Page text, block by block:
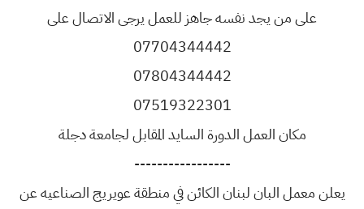
على من يجد نفسه جاهز للعمل يرجى الاتصال على
07704344442
07804344442
07519322301
مكان العمل الدورة السايد المقابل لجامعة دجلة
-----------------
يعلن معمل البان لبنان الكائن في منطقة عويريج الصناعيه عن